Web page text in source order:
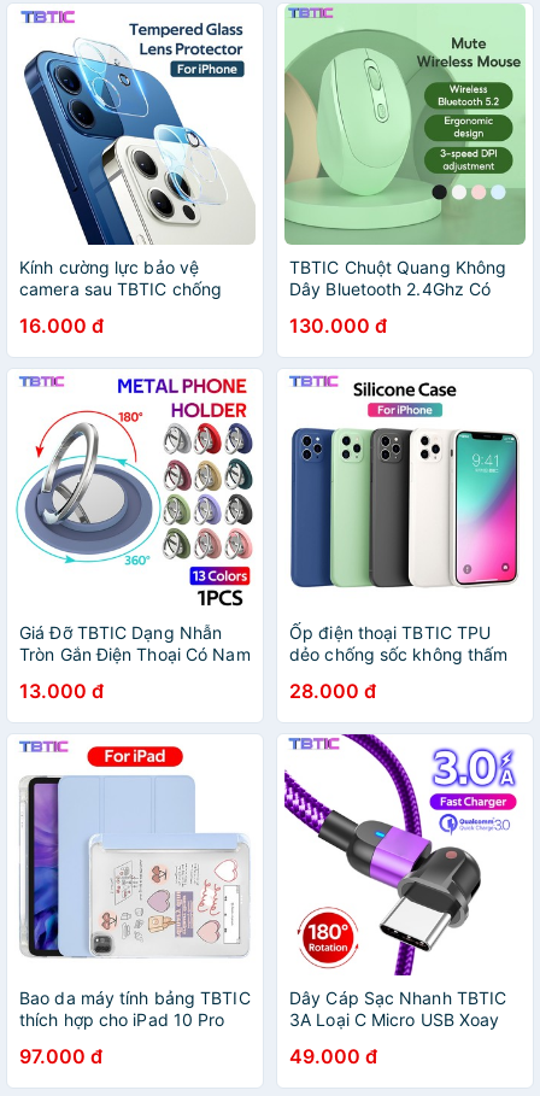
Kính cường lực bảo vệ
camera sau TBTIC chống
hợp cho iPhone 14 Plus 13
12 11 Pro Max
16.000 đ
TBTIC Chuột Quang Không
Dây Bluetooth 2.4Ghz Có
Laptop
130.000 đ
Giá Đỡ TBTIC Dạng Nhẫn
Tròn Gắn Điện Thoại Có Nam
13.000 đ
Ốp điện thoại TBTIC TPU
dẻo chống sốc không thấm
Max Se 2020 Xr X Xs Max 8
7 6 6s Plus
28.000 đ
Bao da máy tính bảng TBTIC
thích hợp cho iPad 10 Pro
1 Air 2 Mini 4 5 6 Air 3 Pro
10.5 Air 4
97.000 đ
Dây Cáp Sạc Nhanh TBTIC
3A Loại C Micro USB Xoay
49.000 đ